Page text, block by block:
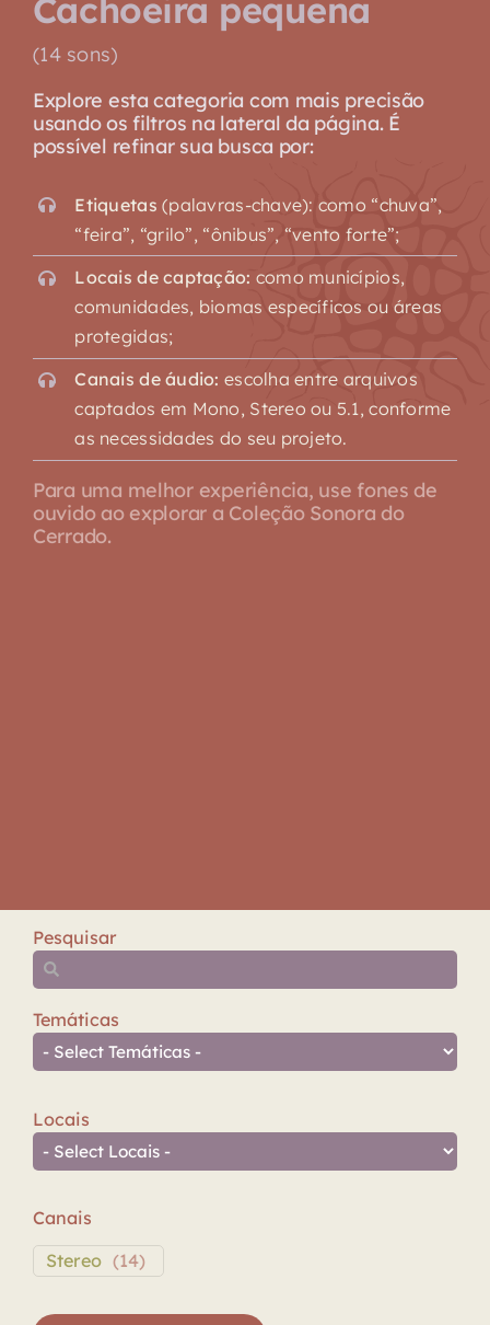
Cachoeira pequena
(14 sons)
Explore esta categoria com mais precisão
usando os filtros na lateral da página. É
possível refinar sua busca por:
Etiquetas (palavras-chave): como “chuva”,
“feira”, “grilo”, “ônibus”, “vento forte”;
Locais de captação: como municípios,
comunidades, biomas específicos ou áreas
protegidas;
Canais de áudio: escolha entre arquivos
captados em Mono, Stereo ou 5.1, conforme
as necessidades do seu projeto.
Para uma melhor experiência, use fones de
ouvido ao explorar a Coleção Sonora do
Cerrado.
Pesquisar
Temáticas
Locais
Canais
Stereo (14)